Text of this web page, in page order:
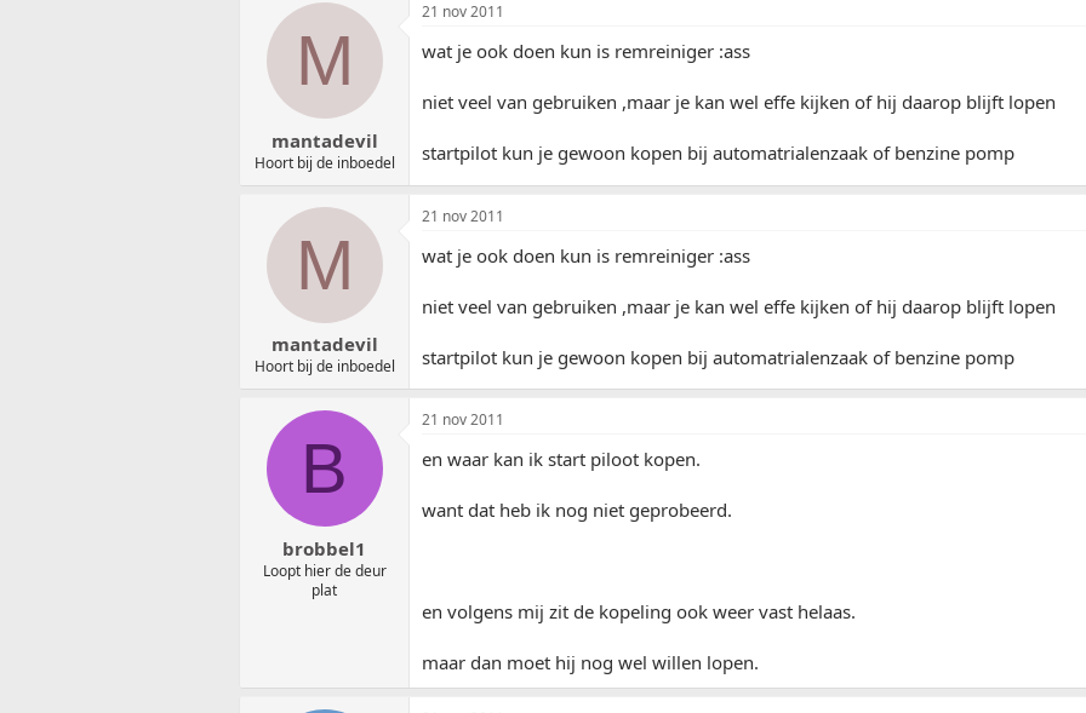
M
mantadevil
Hoort bij de inboedel
21 nov 2011
wat je ook doen kun is remreiniger :ass
niet veel van gebruiken ,maar je kan wel effe kijken of hij daarop blijft lopen
startpilot kun je gewoon kopen bij automatrialenzaak of benzine pomp
M
mantadevil
Hoort bij de inboedel
21 nov 2011
wat je ook doen kun is remreiniger :ass
niet veel van gebruiken ,maar je kan wel effe kijken of hij daarop blijft lopen
startpilot kun je gewoon kopen bij automatrialenzaak of benzine pomp
B
brobbel1
Loopt hier de deur
plat
21 nov 2011
en waar kan ik start piloot kopen.
want dat heb ik nog niet geprobeerd.
en volgens mij zit de kopeling ook weer vast helaas.
maar dan moet hij nog wel willen lopen.